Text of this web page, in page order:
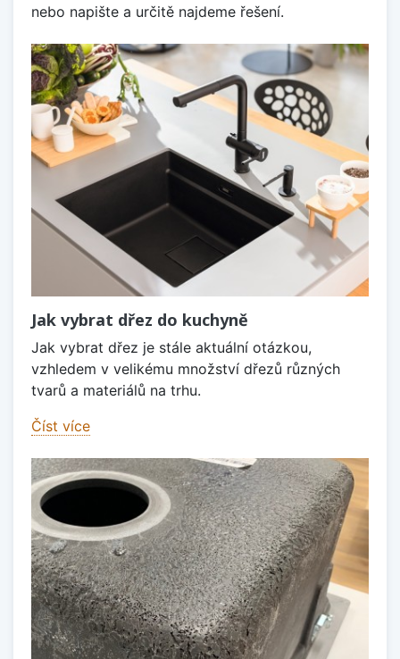
nebo napište a určitě najdeme řešení.
Jak vybrat dřez do kuchyně
Jak vybrat dřez je stále aktuální otázkou,
vzhledem v velikému množství dřezů různých
tvarů a materiálů na trhu.
Číst více